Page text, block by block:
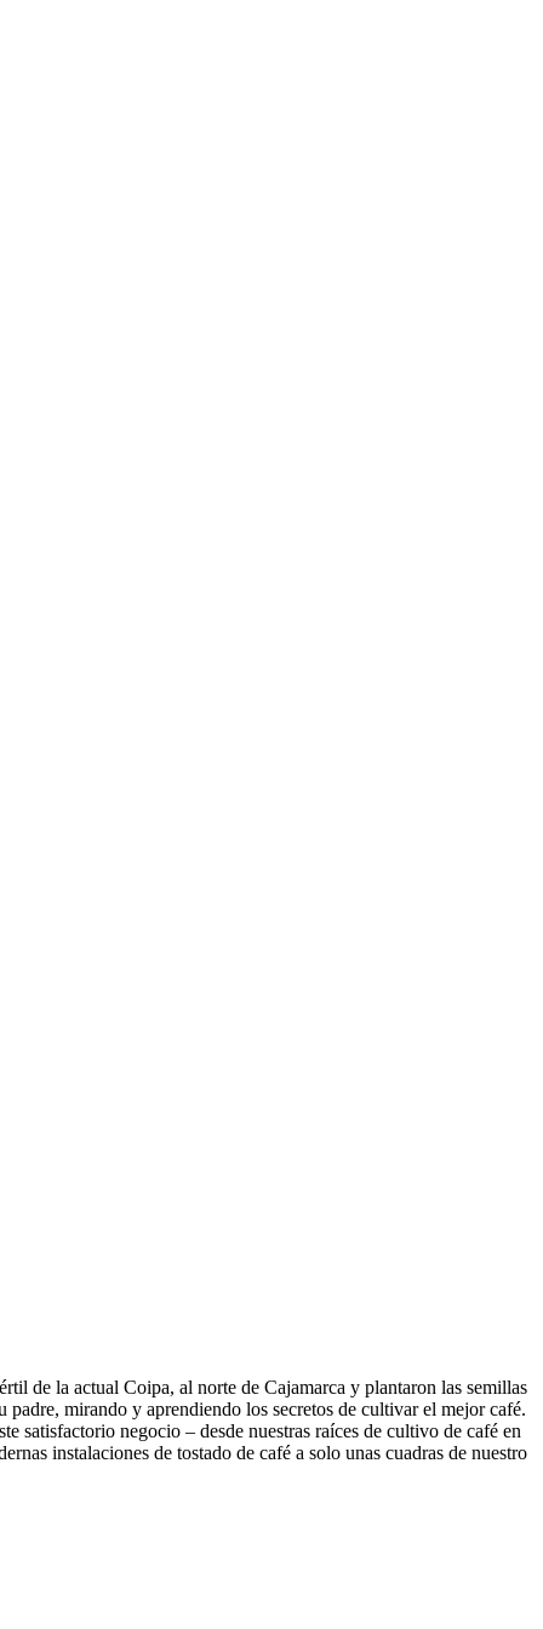
de la actual Coipa, al norte de Cajamarca y plantaron las semillas
mirando y aprendiendo los secretos de cultivar el mejor café.
satisfactorio negocio – desde nuestras raíces de cultivo de café en
instalaciones de tostado de café a solo unas cuadras de nuestro